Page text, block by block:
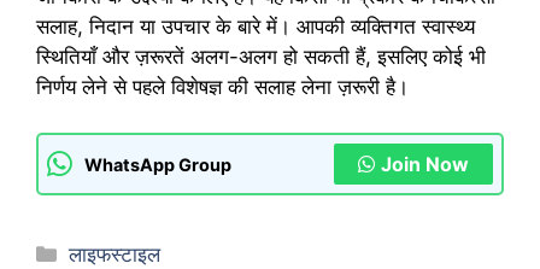
सलाह, निदान या उपचार के बारे में। आपकी व्यक्तिगत स्वास्थ्य
स्थितियाँ और ज़रूरतें अलग-अलग हो सकती हैं, इसलिए कोई भी
निर्णय लेने से पहले विशेषज्ञ की सलाह लेना ज़रूरी है।
WhatsApp Group Join Now
Categories
लाइफस्टाइल